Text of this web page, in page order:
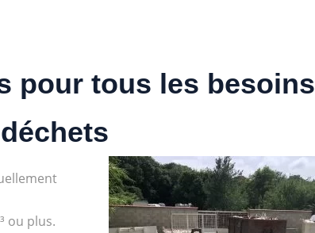
pour tous les besoins
ou plus.